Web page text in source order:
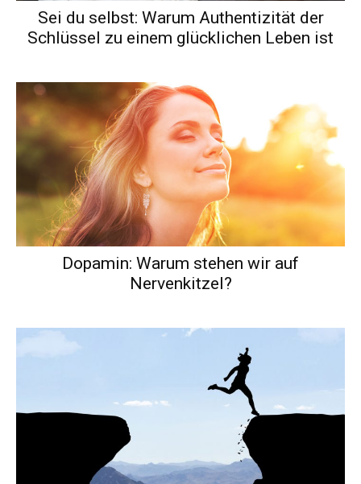
Sei du selbst: Warum Authentizität der
Schlüssel zu einem glücklichen Leben ist
Dopamin: Warum stehen wir auf
Nervenkitzel?